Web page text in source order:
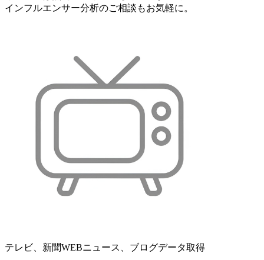
インフルエンサー分析のご相談もお気軽に。
テレビ、新聞WEBニュース、ブログデータ取得